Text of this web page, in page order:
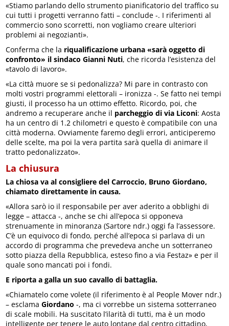
«Stiamo parlando dello strumento pianificatorio del traffico su
cui tutti i progetti verranno fatti – conclude -. I riferimenti al
commercio sono scorretti, non vogliamo creare ulteriori
problemi ai negozianti».
Conferma che la riqualificazione urbana «sarà oggetto di
confronto» il sindaco Gianni Nuti, che ricorda l’esistenza del
«tavolo di lavoro».
«La città muore se si pedonalizza? Mi pare in contrasto con
molti vostri programmi elettorali – ironizza -. Se fatto nei tempi
giusti, il processo ha un ottimo effetto. Ricordo, poi, che
andremo a recuperare anche il parcheggio di via Liconi: Aosta
ha un centro di 1.2 chilometri e questo è compatibile con una
città moderna. Ovviamente faremo degli errori, anticiperemo
delle scelte, ma poi la vera partita sarà quella di animare il
tratto pedonalizzato».
La chiusura
La chiosa va al consigliere del Carroccio, Bruno Giordano,
chiamato direttamente in causa.
«Allora sarò io il responsabile per aver aderito a obblighi di
legge – attacca -, anche se chi all’epoca si opponeva
strenuamente in minoranza (Sartore ndr.) oggi fa l’assessore.
C’è un equivoco di fondo, perché all’epoca si parlava di un
accordo di programma che prevedeva anche un sotterraneo
sotto piazza della Repubblica, esteso fino a via Festaz» e per il
quale sono mancati poi i fondi.
E riporta a galla un suo cavallo di battaglia.
«Chiamatelo come volete (il riferimento è al People Mover ndr.)
– esclamaGiordano -, ma ci vorrebbe un sistema sotterraneo
di scale mobili. Ha suscitato l’ilarità di tutti, ma è un modo
intelligente per tenere le auto lontane dal centro cittadino,